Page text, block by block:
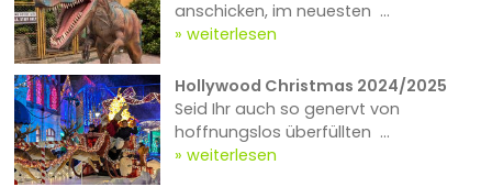
anschicken, im neuesten ...
weiterlesen
Hollywood Christmas 2024/2025
Seid Ihr auch so genervt von
hoffnungslos überfüllten ...
weiterlesen